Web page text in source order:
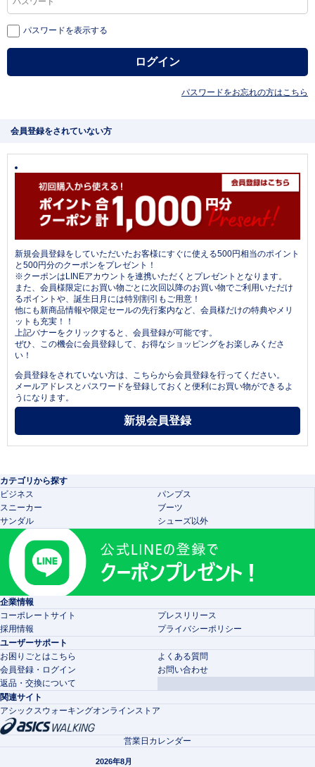
パスワードを表示する
パスワードをお忘れの方はこちら
会員登録をされていない方
新規会員登録をしていただいたお客様にすぐに使える500円相当のポイント
と500円分のクーポンをプレゼント！
※クーポンはLINEアカウントを連携いただくとプレゼントとなります。
また、会員様限定にお買い物ごとに次回以降のお買い物でご利用いただけ
るポイントや、誕生日月には特別割引もご用意！
他にも新商品情報や限定セールの先行案内など、会員様だけの特典やメリ
ットも充実！！
上記バナーをクリックすると、会員登録が可能です。
ぜひ、この機会に会員登録して、お得なショッピングをお楽しみくださ
い！
会員登録をされていない方は、こちらから会員登録を行ってください。
メールアドレスとパスワードを登録しておくと便利にお買い物ができるよ
うになります。
カテゴリから探す
ビジネス
パンプス
スニーカー
ブーツ
サンダル
シューズ以外
企業情報
コーポレートサイト
プレスリリース
採用情報
プライバシーポリシー
ユーザーサポート
お困りごとはこちら
よくある質問
会員登録・ログイン
お問い合わせ
返品・交換について
関連サイト
アシックスウォーキングオンラインストア
営業日カレンダー
2026年8月